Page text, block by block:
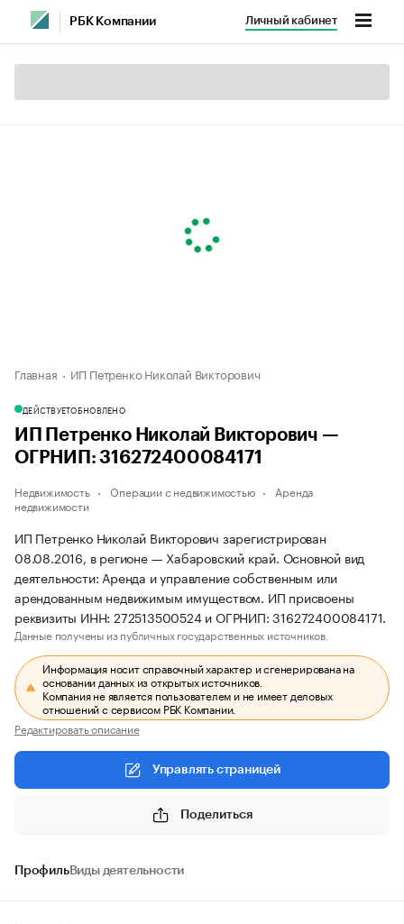
РБК Компании Личный кабинет
Главная ИП Петренко Николай Викторович
ДЕЙСТВУЕТОБНОВЛЕНО
ИП Петренко Николай Викторович —
ОГРНИП: 316272400084171
Недвижимость Операции с недвижимостью
Аренда
недвижимости
ИП Петренко Николай Викторович зарегистрирован
08.08.2016, в регионе — Хабаровский край. Основной вид
деятельности: Аренда и управление собственным или
арендованным недвижимым имуществом. ИП присвоены
реквизиты ИНН: 272513500524 и ОГРНИП: 316272400084171.
Данные получены из публичных государственных источников.
Информация носит справочный характер и сгенерирована на
основании данных из открытых источников.
Компания не является пользователем и не имеет деловых
отношений с сервисом РБК Компании.
Редактировать описание
Управлять страницей
Поделиться
ПрофильВиды деятельности